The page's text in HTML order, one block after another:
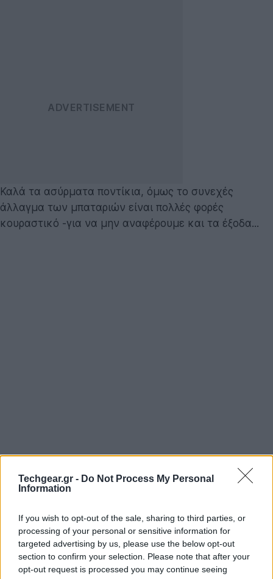
Techgear.gr - Do Not Process My Personal
Information
If you wish to opt-out of the sale, sharing to third parties, or
processing of your personal or sensitive information for
targeted advertising by us, please use the below opt-out
section to confirm your selection. Please note that after your
opt-out request is processed you may continue seeing
Καλά τα ασύρματα ποντίκια, όμως το συνεχές
άλλαγμα των μπαταριών είναι πολλές φορές
κουραστικό -για να μην αναφέρουμε και τα έξοδα...
Τη λύση στο πρόβλημα έρχεται να δώσει το νέο
ασύρματο ποντίκι τηςLogitech, το οποίο χάρη στην
έξυπνη διαχείριση της μπαταρίας, υπόσχεται ότι θα
χρειαστούν τρία ολόκληρα χρόνια για να του